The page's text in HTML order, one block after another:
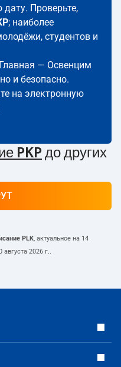
дату. Проверьте,
; наиболее
студентов и
— Освенцим
и безопасно.
на электронную
PKP до других
PLK, актуальное на 14
августа 2026 г..